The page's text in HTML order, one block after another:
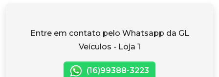
Entre em contato pelo Whatsapp da GL
Veículos - Loja 1
(16)99388-3223